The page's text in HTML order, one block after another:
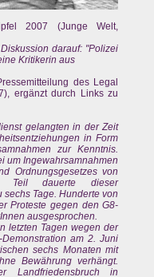
2007 (Junge Welt,
darauf: "Polizei
Kritikerin aus
des Legal
ergänzt durch Links zu
gelangten in der Zeit
in Form
zur Kenntnis.
um Ingewahrsamnahmen
Ordnungsgesetzes von
Teil dauerte dieser
Tage. Hunderte von
Proteste gegen den G8-
ausgesprochen.
letzten Tagen wegen der
am 2. Juni
sechs Monaten mit
Bewährung verhängt.
Landfriedensbruch in